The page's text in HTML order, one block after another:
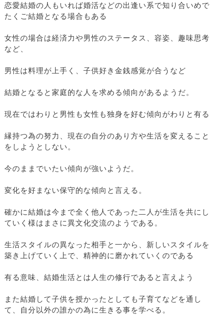
恋愛結婚の人もいれば婚活などの出逢い系で知り合いめで
たくご結婚となる場合もある
女性の場合は経済力や男性のステータス、容姿、趣味思考
など、
男性は料理が上手く、子供好き金銭感覚が合うなど
結婚となると家庭的な人を求める傾向があるようだ。
現在ではわりと男性も女性も独身を好む傾向がわりと有る
縁持つ為の努力、現在の自分のあり方や生活を変えること
をしようとしない。
今のままでいたい傾向が強いようだ。
変化を好まない保守的な傾向と言える。
確かに結婚は今まで全く他人であった二人が生活を共にし
ていく様はまさに異文化交流のようである。
生活スタイルの異なった相手と一から、新しいスタイルを
築き上げていく上で、精神的に磨かれていくのである
有る意味、結婚生活とは人生の修行であると言えよう
また結婚して子供を授かったとしても子育てなどを通し
て、自分以外の誰かの為に生きる事を学べる。